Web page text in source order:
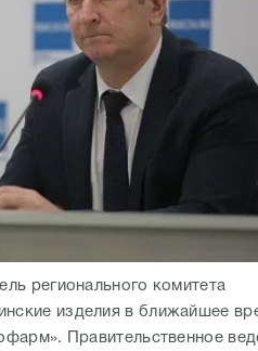
регионального комитета
изделия в ближайшее
Правительственное